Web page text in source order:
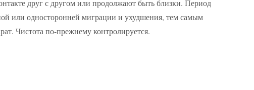
друг с другом или продолжают быть близки. Период
или односторонней миграции и ухудшения, тем самым
Чистота по-прежнему контролируется.